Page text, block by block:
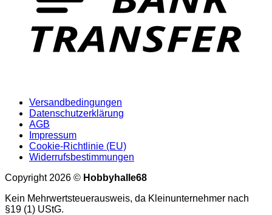
Versandbedingungen
Datenschutzerklärung
AGB
Impressum
Cookie-Richtlinie (EU)
Widerrufsbestimmungen
Copyright 2026 © Hobbyhalle68
Kein Mehrwertsteuerausweis, da Kleinunternehmer nach
§19 (1) UStG.